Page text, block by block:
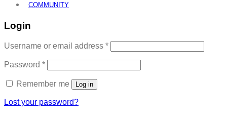
COMMUNITY
Login
Username or email address *Required
Password *Required
Remember me Log in
Lost your password?